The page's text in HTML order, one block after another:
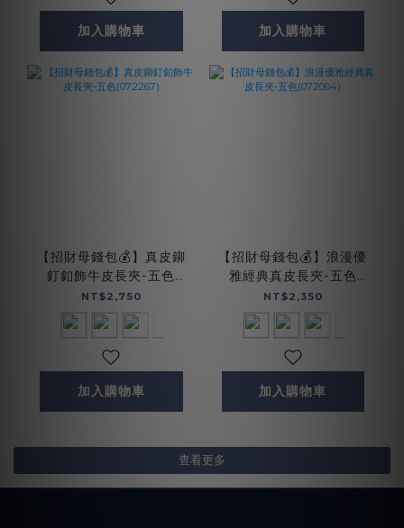
加入購物車 加入購物車
【招財母錢包💰】真皮鉚
釘釦飾牛皮長夾-五色
(072267)
NT$2,750
加入購物車
【招財母錢包💰】浪漫優
雅經典真皮長夾-五色
(072004)
NT$2,350
加入購物車
查看更多